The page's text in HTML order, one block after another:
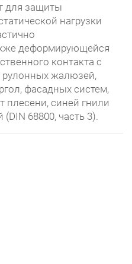
для защиты
нагрузки
деформирующейся
контакта с
рулонных жалюзей,
фасадных систем,
плесени, синей гнили
68800, часть 3).